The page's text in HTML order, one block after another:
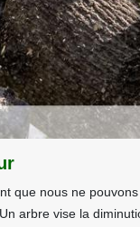
que nous ne
arbre vise la